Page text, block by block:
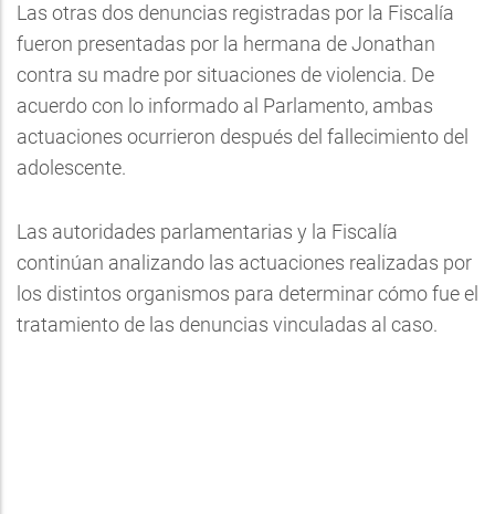
Las otras dos denuncias registradas por la Fiscalía
fueron presentadas por la hermana de Jonathan
contra su madre por situaciones de violencia. De
acuerdo con lo informado al Parlamento, ambas
actuaciones ocurrieron después del fallecimiento del
adolescente.
Las autoridades parlamentarias y la Fiscalía
continúan analizando las actuaciones realizadas por
los distintos organismos para determinar cómo fue el
tratamiento de las denuncias vinculadas al caso.